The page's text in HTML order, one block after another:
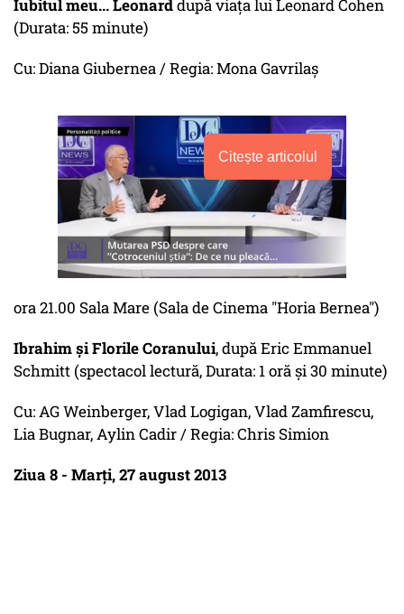
Iubitul meu... Leonarddupă viaţa lui Leonard Cohen
(Durata: 55 minute)
Cu: Diana Giubernea / Regia: Mona Gavrilaş
Citește articolul
ora 21.00 Sala Mare (Sala de Cinema "Horia Bernea")
Ibrahim şi Florile Coranului, după Eric Emmanuel
Schmitt (spectacol lectură, Durata: 1 oră şi 30 minute)
Cu: AG Weinberger, Vlad Logigan, Vlad Zamfirescu,
Lia Bugnar, Aylin Cadir / Regia: Chris Simion
Ziua 8 - Marţi, 27 august 2013